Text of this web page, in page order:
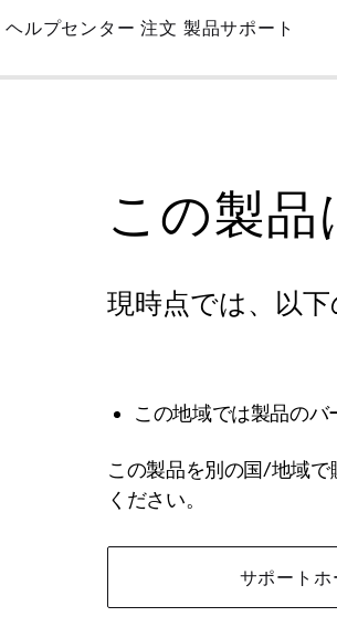
Skip
Main
ヘルプセンター 注文 製品サポート
この製
現時点では、以
この地域では製品のバ
この製品を別の国/地域
ください。
サポート